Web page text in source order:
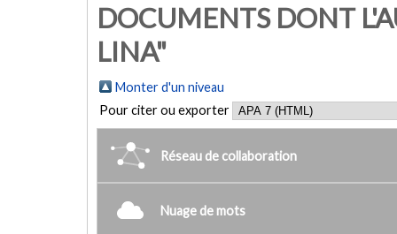
DOCUMENTS DONT
LINA"
Monter d'un niveau
Pour citer ou exporter
Réseau de collaboration
Nuage de mots